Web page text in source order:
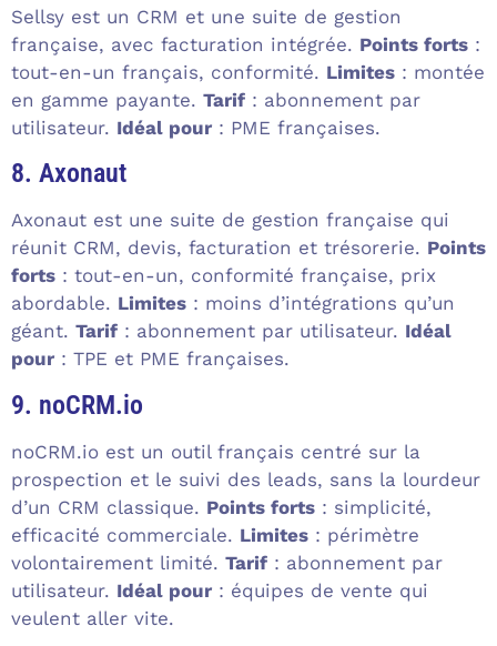
Sellsy est un CRM et une suite de gestion
française, avec facturation intégrée. Points forts :
tout-en-un français, conformité. Limites : montée
en gamme payante. Tarif : abonnement par
utilisateur. Idéal pour : PME françaises.
8. Axonaut
Axonaut est une suite de gestion française qui
réunit CRM, devis, facturation et trésorerie. Points
forts : tout-en-un, conformité française, prix
abordable. Limites : moins d’intégrations qu’un
géant. Tarif : abonnement par utilisateur. Idéal
pour : TPE et PME françaises.
9. noCRM.io
noCRM.io est un outil français centré sur la
prospection et le suivi des leads, sans la lourdeur
d’un CRM classique. Points forts : simplicité,
efficacité commerciale. Limites : périmètre
volontairement limité. Tarif : abonnement par
utilisateur. Idéal pour : équipes de vente qui
veulent aller vite.